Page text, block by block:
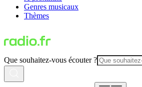
Genres musicaux
Thèmes
Que souhaitez-vous écouter ?